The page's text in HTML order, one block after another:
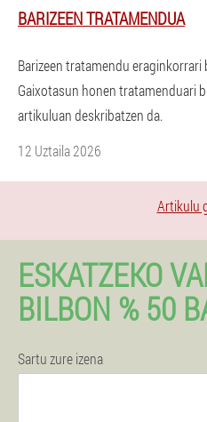
BARIZEEN TRATAMENDUA
Barizeen tratamendu eraginkorrari
Gaixotasun honen tratamenduari
artikuluan deskribatzen da.
12 Uztaila 2026
Artikulu
ESKATZEKO
BILBON % 50
Sartu zure izena